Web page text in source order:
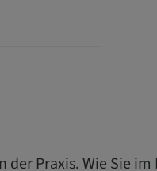
Praxis. Wie Sie